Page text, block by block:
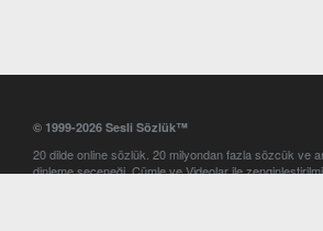
© 1999-2026 Sesli Sözlük™
20 dilde online sözlük. 20 milyondan fazla sözcük ve
dinleme seçeneği. Cümle ve Videolar ile